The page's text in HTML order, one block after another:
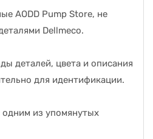
AODD Pump Store, не
Dellmeco.
деталей, цвета и описания
для идентификации.
одним из упомянутых